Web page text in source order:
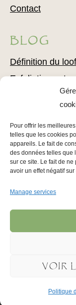
Pour offrir les
telles que les cookies
appareils. Le fait de
des données telles que
sur ce site. Le fait de
avoir un effet négatif
Manage services
VOIR
Politique
Contact
BLOG
Définition du
Exfoliation
Comment
Conseils pour
Conseils pour
INFOS
Mentions légales
Politique de
Conditions